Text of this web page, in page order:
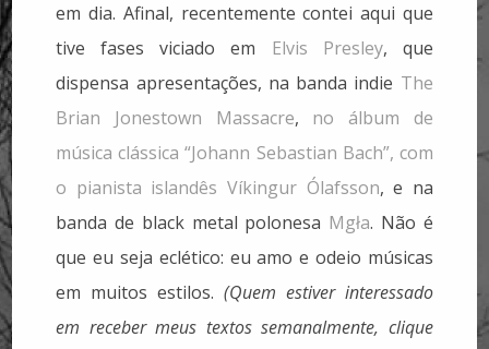
em dia. Afinal, recentemente contei aqui que
tive fases viciado em Elvis Presley, que
dispensa apresentações, na banda indie The
Brian Jonestown Massacre, no álbum de
música clássica “Johann Sebastian Bach”, com
o pianista islandês Víkingur Ólafsson, e na
banda de black metal polonesa Mgła. Não é
que eu seja eclético: eu amo e odeio músicas
em muitos estilos. (Quem estiver interessado
em receber meus textos semanalmente, clique